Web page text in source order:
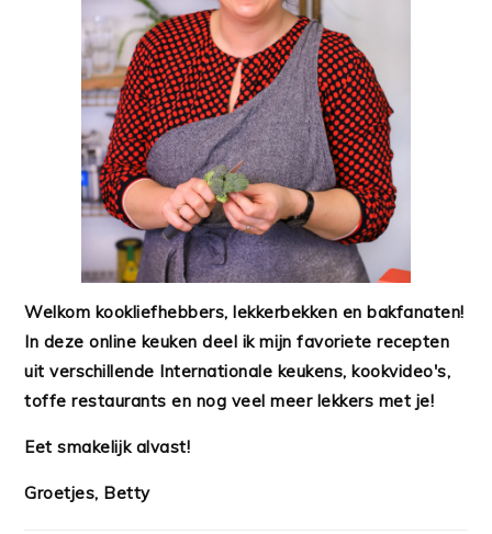
Welkom kookliefhebbers, lekkerbekken en bakfanaten!
In deze online keuken deel ik mijn favoriete recepten
uit verschillende Internationale keukens, kookvideo's,
toffe restaurants en nog veel meer lekkers met je!
Eet smakelijk alvast!
Groetjes, Betty